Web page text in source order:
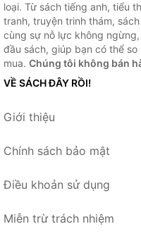
loại. Từ sách tiếng anh, tiểu
tranh, truyện trinh thám,
cùng sự nỗ lực không
đầu sách, giúp bạn có thể
mua. Chúng tôi không bán
VỀ SÁCH ĐÂY RỒI!
Giới thiệu
Chính sách bảo mật
Điều khoản sử dụng
Miễn trừ trách nhiệm